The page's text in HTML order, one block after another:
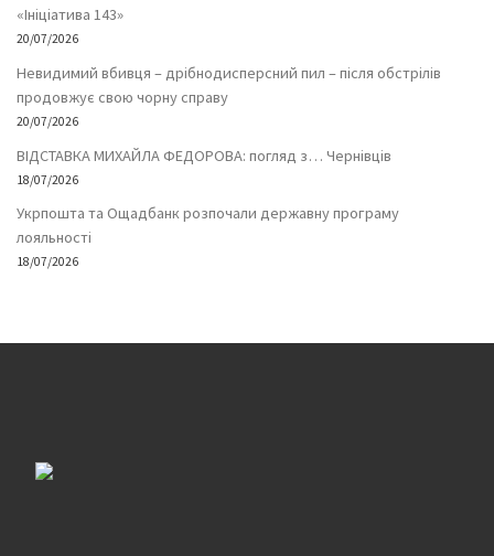
«Ініціатива 143»
20/07/2026
Невидимий вбивця – дрібнодисперсний пил – після обстрілів
продовжує свою чорну справу
20/07/2026
ВІДСТАВКА МИХАЙЛА ФЕДОРОВА: погляд з… Чернівців
18/07/2026
Укрпошта та Ощадбанк розпочали державну програму
лояльності
18/07/2026